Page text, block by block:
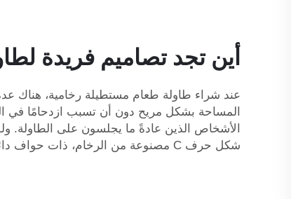
أين تجد تصاميم فريدة
عند شراء طاولة طعام مستطيلة رخامية، هناك
المساحة بشكل مريح دون أن تسبب ازدحامًا في
الأشخاص الذين عادةً ما يجلسون على الطاولة.
شكل حرف C مصنوعة من الرخام، ذات حواف دائرية وإطار مستقر من الفولاذ الكربوني للاستخدام في غرفة المعيشة